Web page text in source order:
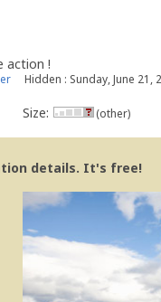
action !
Hidden : Sunday, June 21,
Size: (other)
details. It's free!